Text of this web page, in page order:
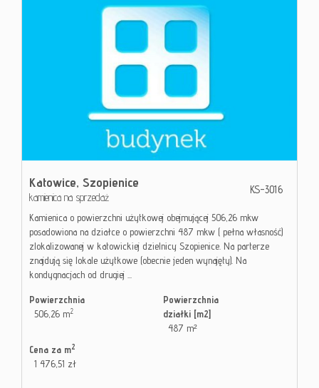
Katowice, Szopienice
kamienica na sprzedaż
KS-3016
Kamienica o powierzchni użytkowej obejmującej 506,26 mkw
posadowiona na działce o powierzchni 487 mkw ( pełna własność)
zlokalizowanej w katowickiej dzielnicy Szopienice. Na parterze
znajdują się lokale użytkowe (obecnie jeden wynajęty). Na
kondygnacjach od drugiej ...
Powierzchnia
506,26 m2
Powierzchnia
działki [m2]
487 m²
Cena za m2
1 476,51 zł